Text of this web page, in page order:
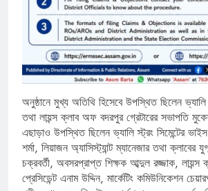
অনুষ্ঠানে মুখ্য অতিথি হিসেবে উপস্থিত ছিলেন ভ্যালি
তথা লায়ন্স ক্লাব অফ বদরপুর গ্রেটারের সভাপতি
এছাড়াও উপস্থিত ছিলেন ভ্যালি স্ট্রং সিমেন্টের
শর্মা, লিয়াজন অ্যাসিস্ট্যান্ট ম্যানেজার তথা ক্লাবের
চক্রবর্তী, অবসরপ্রাপ্ত শিক্ষক আব্দুল রজ্জাক, লায়ন্স
প্রেসিডেন্ট এনাম উদ্দিন, মার্কেটিং কমিউনিকেশন